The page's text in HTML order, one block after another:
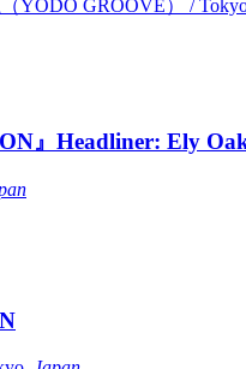
YODO GROOVE） /
』Headliner: Ely